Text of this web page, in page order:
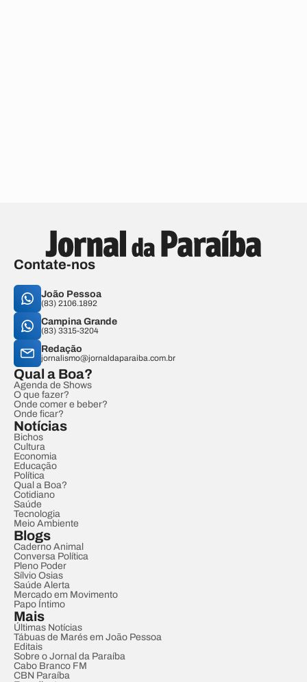
Contate-nos
João Pessoa
(83) 2106.1892
Campina Grande
(83) 3315-3204
Redação
jornalismo@jornaldaparaiba.com.br
Qual a Boa?
Agenda de Shows
O que fazer?
Onde comer e beber?
Onde ficar?
Notícias
Bichos
Cultura
Economia
Educação
Política
Qual a Boa?
Cotidiano
Saúde
Tecnologia
Meio Ambiente
Blogs
Caderno Animal
Conversa Política
Pleno Poder
Sílvio Osias
Saúde Alerta
Mercado em Movimento
Papo Íntimo
Mais
Últimas Notícias
Tábuas de Marés em João Pessoa
Editais
Sobre o Jornal da Paraíba
Cabo Branco FM
CBN Paraíba